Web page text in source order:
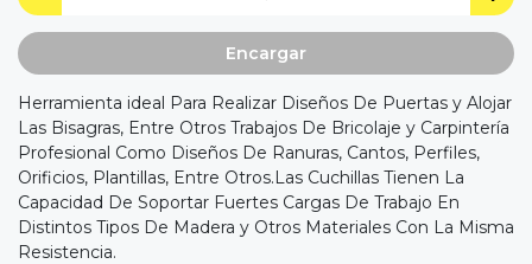
Encargar
Herramienta ideal Para Realizar Diseños De Puertas y Alojar
Las Bisagras, Entre Otros Trabajos De Bricolaje y Carpintería
Profesional Como Diseños De Ranuras, Cantos, Perfiles,
Orificios, Plantillas, Entre Otros.Las Cuchillas Tienen La
Capacidad De Soportar Fuertes Cargas De Trabajo En
Distintos Tipos De Madera y Otros Materiales Con La Misma
Resistencia.